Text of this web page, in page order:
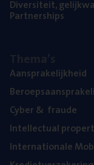
Diver­si­teit,
Part­ner­ships
Aan­spra­ke­lijk­heid
Cyber& fraude
Intel­lec­tu­al
Inter­na­ti­o­na­le